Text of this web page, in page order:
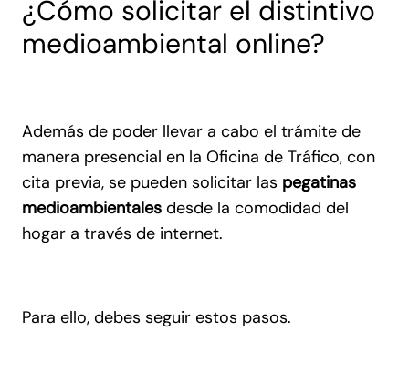
¿Cómo solicitar el distintivo
medioambiental online?
Además de poder llevar a cabo el trámite de
manera presencial en la Oficina de Tráfico, con
cita previa, se pueden solicitar las pegatinas
medioambientales desde la comodidad del
hogar a través de internet.
Para ello, debes seguir estos pasos.